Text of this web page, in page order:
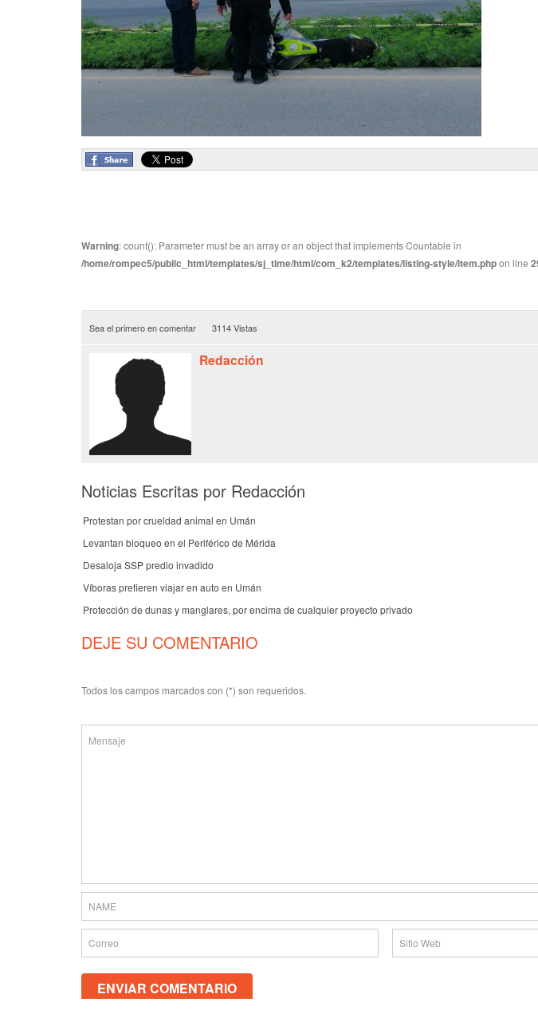
Warning: count(): Parameter must be an array or an object that implements Countable in
/home/rompec5/public_html/templates/sj_time/html/com_k2/templates/listing-style/item.phpon line
Sea el primero en comentar 3114 Vistas
Redacción
Noticias Escritas por Redacción
Protestan por crueldad animal en Umán
Levantan bloqueo en el Periférico de Mérida
Desaloja SSP predio invadido
Víboras prefieren viajar en auto en Umán
Protección de dunas y manglares, por encima de cualquier proyecto privado
DEJE SU COMENTARIO
Todos los campos marcados con (*) son requeridos.